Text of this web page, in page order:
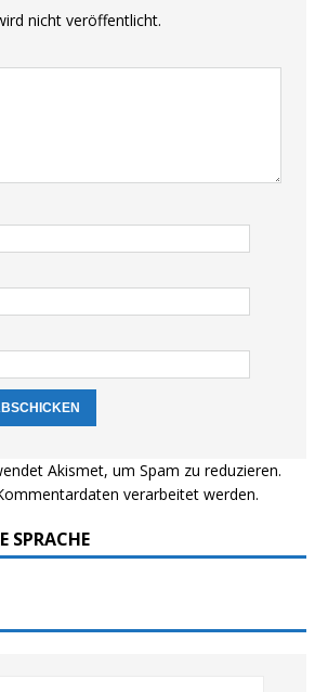
nicht veröffentlicht.
Akismet, um Spam zu reduzieren.
verarbeitet werden.
SPRACHE